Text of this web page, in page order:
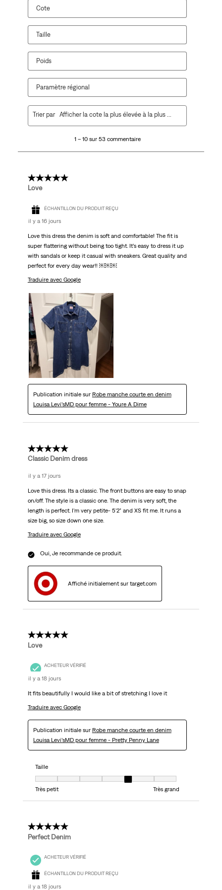
Cote
Taille
Poids
Paramètre régional
53
1 – 10 sur 53 commentaire
Trier par Afficher la cote la plus élevée à la plus faible
5 étoile(s) sur 5.
Love
ÉCHANTILLON DU PRODUIT REÇU
il y a 16 jours
Love this dress the denim is soft and comfortable! The fit is
super flattering without being too tight. It’s easy to dress it up
with sandals or keep it casual with sneakers. Great quality and
perfect for every day wear!! ￼￼￼
Traduire avec Google
Publication initiale sur Robe manche courte en denim
Louisa Levi’sMD pour femme - Youre A Dime
5 étoile(s) sur 5.
Classic Denim dress
il y a 17 jours
Love this dress. Its a classic. The front buttons are easy to snap
on/off. The style is a classic one. The denim is very soft, the
length is perfect. I'm very petite- 5'2" and XS fit me. It runs a
size big, so size down one size.
Traduire avec Google
Oui, Je recommande ce produit.
Affiché initialement sur target.com
5 étoile(s) sur 5.
Love
ACHETEUR VÉRIFIÉ
il y a 18 jours
It fits beautifully I would like a bit of stretching I love it
Traduire avec Google
Publication initiale sur Robe manche courte en denim
Louisa Levi’sMD pour femme - Pretty Penny Lane
Taille
Très petit
Très grand
5 étoile(s) sur 5.
Perfect Denim
ACHETEUR VÉRIFIÉ
ÉCHANTILLON DU PRODUIT REÇU
il y a 18 jours